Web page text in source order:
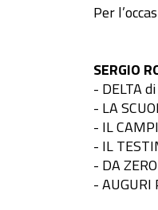
Per
SERGIO
- DELTA
- LA
- IL
- IL
- DA
- AUGURI